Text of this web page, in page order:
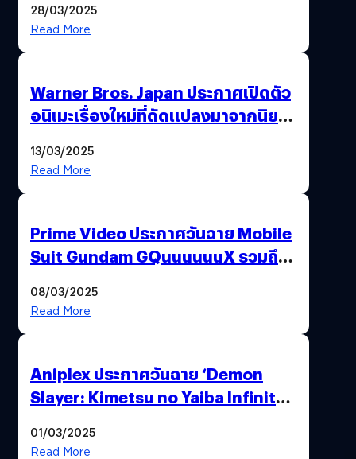
28/03/2025
Read More
Warner Bros. Japan ประกาศเปิดตัว
อนิเมะเรื่องใหม่ที่ดัดแปลงมาจากนิยาย
13/03/2025
Read More
Prime Video ประกาศวันฉาย Mobile
Suit Gundam GQuuuuuuX รวมถึง
08/03/2025
Read More
Aniplex ประกาศวันฉาย ‘Demon
Slayer: Kimetsu no Yaiba Infinity
(อัปเดตวันฉายประเทศไทย)
01/03/2025
Read More